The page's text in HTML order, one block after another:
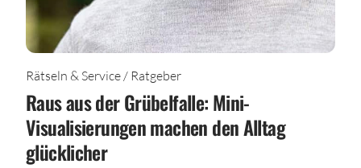
Rätseln & Service / Ratgeber
Raus aus der Grübelfalle: Mini-
Visualisierungen machen den Alltag
glücklicher